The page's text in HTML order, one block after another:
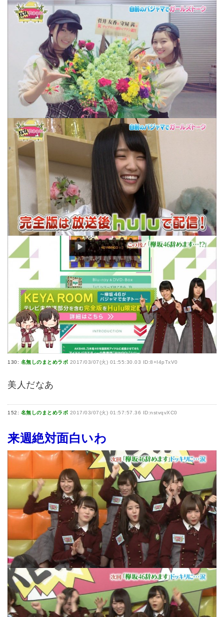
130: 名無しのまとめラボ 2017/03/07(火) 01:55:30.03 ID:8+I4pTxV0
美人だなあ
152: 名無しのまとめラボ 2017/03/07(火) 01:57:57.36 ID:nstvqvXC0
来週絶対面白いわ